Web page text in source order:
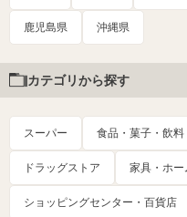
鹿児島県 沖縄県
カテゴリから探す
スーパー 食品・菓子・飲
ドラッグストア 家具・ホー
ショッピングセンター・百貨店